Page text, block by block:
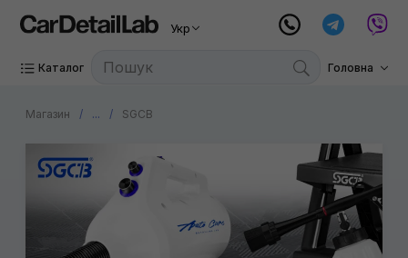
Укр
Каталог Головна
Магазин ... SGCB
K2
Procar
3D
Fiac
Gyeon